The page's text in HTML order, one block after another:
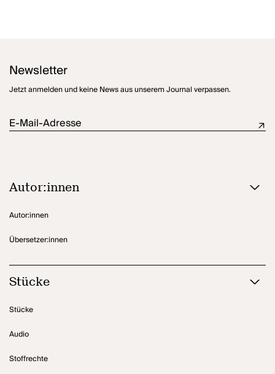
Newsletter
Jetzt anmelden und keine News aus unserem Journal verpassen.
E-Mail-Adresse
Autor:innen
Autor:innen
Übersetzer:innen
Stücke
Stücke
Audio
Stoffrechte